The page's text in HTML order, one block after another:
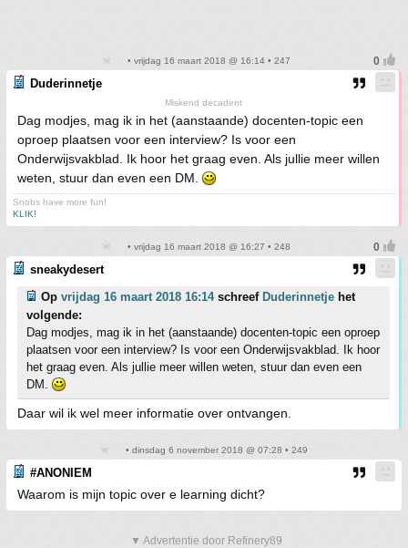
• vrijdag 16 maart 2018 @ 16:14 • 247
Duderinnetje
Miskend decadent
Dag modjes, mag ik in het (aanstaande) docenten-topic een
oproep plaatsen voor een interview? Is voor een
Onderwijsvakblad. Ik hoor het graag even. Als jullie meer willen
weten, stuur dan even een DM.
Snobs have more fun!
KLIK!
• vrijdag 16 maart 2018 @ 16:27 • 248
sneakydesert
Op vrijdag 16 maart 2018 16:14schreef Duderinnetje het
volgende:
Dag modjes, mag ik in het (aanstaande) docenten-topic een oproep
plaatsen voor een interview? Is voor een Onderwijsvakblad. Ik hoor
het graag even. Als jullie meer willen weten, stuur dan even een
DM.
Daar wil ik wel meer informatie over ontvangen.
• dinsdag 6 november 2018 @ 07:28 • 249
#ANONIEM
Waarom is mijn topic over e learning dicht?
▼ Advertentie door Refinery89